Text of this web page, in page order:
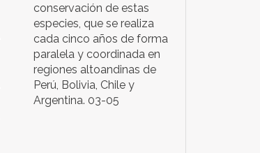
conservación de estas
especies, que se realiza
cada cinco años de forma
paralela y coordinada en
regiones altoandinas de
Perú, Bolivia, Chile y
Argentina. 03-05